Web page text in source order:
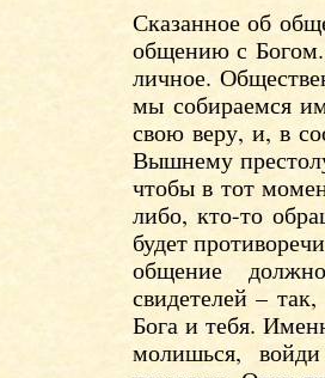
Сказанное об
общению с Богом.
личное.
мы собираемся
свою веру, и, в
Вышнему
чтобы в тот
либо, кто-то
будет
общение
свидетелей –
Бога и тебя.
молишься,